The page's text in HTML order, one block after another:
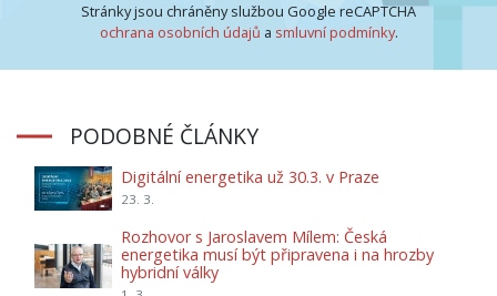
Stránky jsou chráněny službou Google reCAPTCHA
ochrana osobních údajů a smluvní podmínky.
PODOBNÉ ČLÁNKY
Digitální energetika už 30.3. v Praze
23. 3.
Rozhovor s Jaroslavem Mílem: Česká
energetika musí být připravena i na hrozby
hybridní války